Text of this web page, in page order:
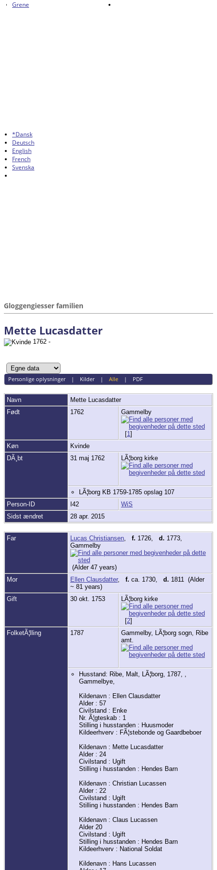
Grene
*Dansk
Deutsch
English
French
Svenska
Gloggengiesser familien
Mette Lucasdatter
1762 -
Personlige oplysninger| Kilder| Alle| PDF
Navn Mette Lucasdatter
Født
1762 Gammelby
[1]
Køn
Kvinde
DÃ¸bt
31 maj 1762 LÃ¦borg kirke
LÃ¦borg KB 1759-1785 opslag 107
Person-ID
I42
WiS
Sidst ændret
28 apr. 2015
Far Lucas Christiansen f. 1726, d. 1773,
Gammelby
(Alder 47 years)
Mor
Ellen Clausdatter, f. ca. 1730, d. 1811 (Alder
~ 81 years)
Gift
30 okt. 1753 LÃ¦borg kirke
[2]
FolketÃ¦lling
1787
Gammelby, LÃ¦borg sogn, Ribe
amt.
Husstand: Ribe, Malt, LÃ¦borg, 1787, ,
Gammelbye,
Kildenavn : Ellen Clausdatter
Alder : 57
Civilstand : Enke
Nr. Ã¦gteskab : 1
Stilling i husstanden : Huusmoder
Kildeerhverv : FÃ¦stebonde og Gaardbeboer
Kildenavn : Mette Lucasdatter
Alder : 24
Civilstand : Ugift
Stilling i husstanden : Hendes Barn
Kildenavn : Christian Lucassen
Alder : 22
Civilstand : Ugift
Stilling i husstanden : Hendes Barn
Kildenavn : Claus Lucassen
Alder 20
Civilstand : Ugift
Stilling i husstanden : Hendes Barn
Kildeerhverv : National Soldat
Kildenavn : Hans Lucassen